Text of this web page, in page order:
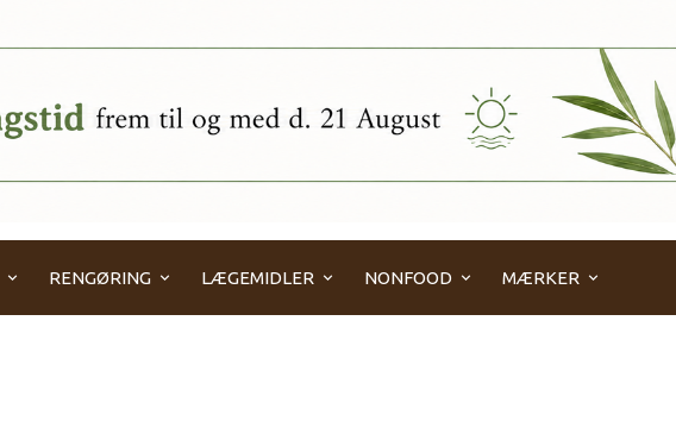
RENGØRING LÆGEMIDLER NONFOOD MÆRKER